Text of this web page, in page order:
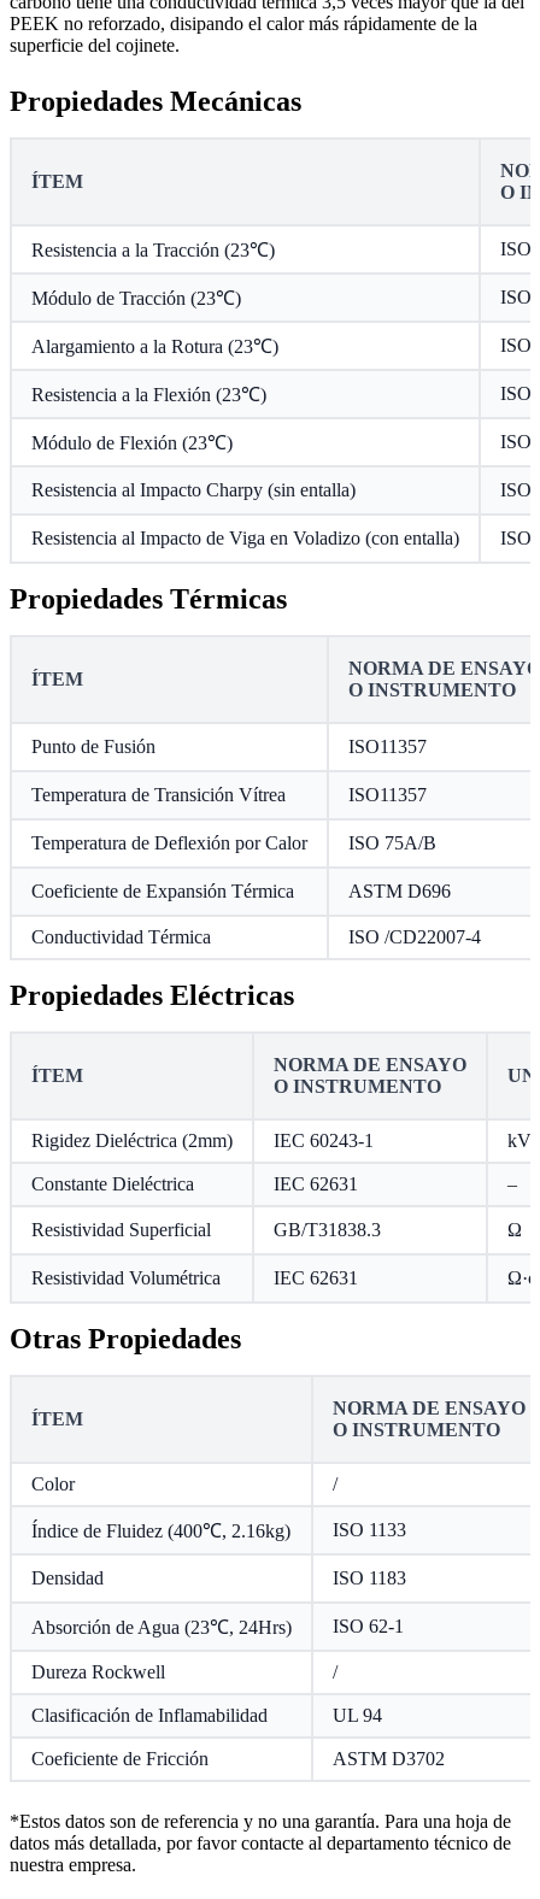
PEEK no reforzado, disipando el calor más rápidamente de la
superficie del cojinete.
Propiedades Mecánicas
ÍTEM
O
Resistencia a la Tracción (23℃) ISO
Módulo de Tracción (23℃) ISO
Alargamiento a la Rotura (23℃) ISO
Resistencia a la Flexión (23℃) ISO
Módulo de Flexión (23℃) ISO
Resistencia al Impacto Charpy (sin entalla) ISO
Resistencia al Impacto de Viga en Voladizo (con entalla) ISO
Propiedades Térmicas
ÍTEM
NORMA DE ENSAYO
O INSTRUMENTO
Punto de Fusión ISO11357
Temperatura de Transición Vítrea ISO11357
Temperatura de Deflexión por Calor ISO 75A/B
Coeficiente de Expansión Térmica ASTM D696
Conductividad Térmica ISO /CD22007-4
Propiedades Eléctricas
ÍTEM
NORMA DE ENSAYO
O INSTRUMENTO
Rigidez Dieléctrica (2mm) IEC 60243-1 kV/
Constante Dieléctrica IEC 62631 –
Resistividad Superficial GB/T31838.3 Ω
Resistividad Volumétrica IEC 62631
Otras Propiedades
ÍTEM
NORMA DE ENSAYO
O INSTRUMENTO
Color /
Índice de Fluidez (400℃, 2.16kg) ISO 1133
Densidad ISO 1183
Absorción de Agua (23℃, 24Hrs) ISO 62-1
Dureza Rockwell /
Clasificación de Inflamabilidad UL 94
Coeficiente de Fricción ASTM D3702
*Estos datos son de referencia y no una garantía. Para una hoja de
datos más detallada, por favor contacte al departamento técnico de
nuestra empresa.